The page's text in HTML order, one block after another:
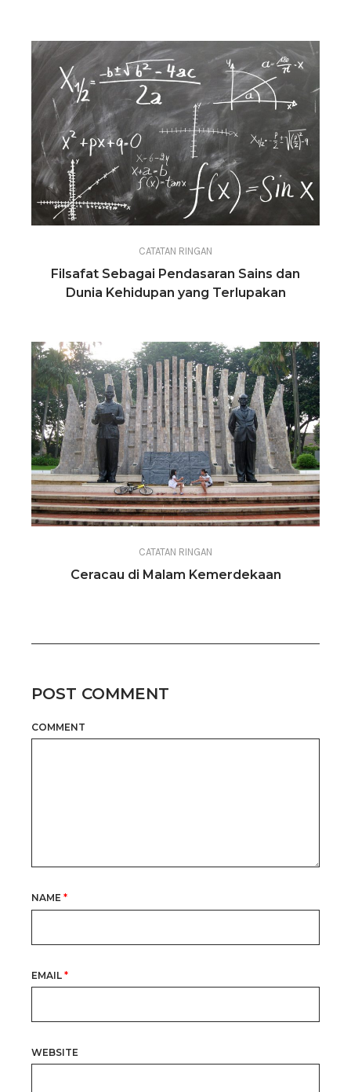
CATATAN RINGAN
Filsafat Sebagai Pendasaran Sains dan
Dunia Kehidupan yang Terlupakan
CATATAN RINGAN
Ceracau di Malam Kemerdekaan
POST COMMENT
COMMENT
NAME *
EMAIL *
WEBSITE